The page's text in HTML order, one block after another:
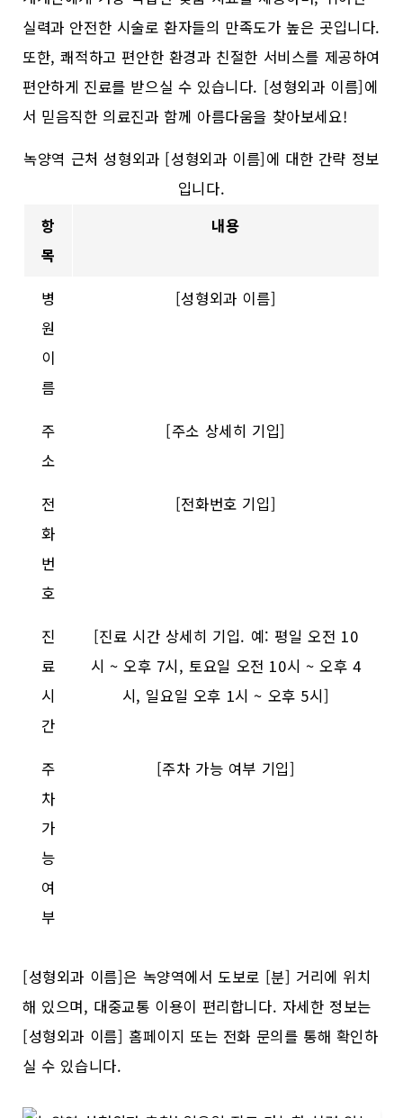
실력과 안전한 시술로 환자들의 만족도가 높은 곳입니다.
또한, 쾌적하고 편안한 환경과 친절한 서비스를 제공하여
편안하게 진료를 받으실 수 있습니다. [성형외과 이름]에
서 믿음직한 의료진과 함께 아름다움을 찾아보세요!
녹양역 근처 성형외과 [성형외과 이름]에 대한 간략 정보
입니다.
항
목
내용
병
원
이
름
[성형외과 이름]
주
소
[주소 상세히 기입]
전
화
번
호
[전화번호 기입]
진
료
시
간
[진료 시간 상세히 기입. 예: 평일 오전 10
시 ~ 오후 7시, 토요일 오전 10시 ~ 오후 4
시, 일요일 오후 1시 ~ 오후 5시]
주
차
가
능
여
부
[주차 가능 여부 기입]
[성형외과 이름]은 녹양역에서 도보로 [분] 거리에 위치
해 있으며, 대중교통 이용이 편리합니다. 자세한 정보는
[성형외과 이름] 홈페이지 또는 전화 문의를 통해 확인하
실 수 있습니다.